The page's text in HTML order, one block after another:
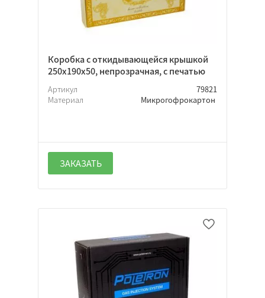
Коробка с откидывающейся крышкой
250х190х50, непрозрачная, с печатью
Артикул
79821
Материал
Микрогофрокартон
ЗАКАЗАТЬ